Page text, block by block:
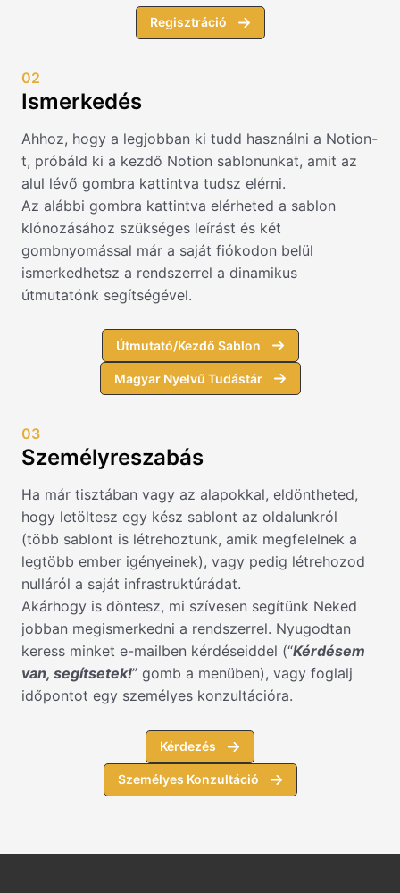
Regisztráció
02
Ismerkedés
Ahhoz, hogy a legjobban ki tudd használni a Notion-
t, próbáld ki a kezdő Notion sablonunkat, amit az
alul lévő gombra kattintva tudsz elérni.
Az alábbi gombra kattintva elérheted a sablon
klónozásához szükséges leírást és két
gombnyomással már a saját fiókodon belül
ismerkedhetsz a rendszerrel a dinamikus
útmutatónk segítségével.
Útmutató/Kezdő Sablon
Magyar Nyelvű Tudástár
03
Személyreszabás
Ha már tisztában vagy az alapokkal, eldöntheted,
hogy letöltesz egy kész sablont az oldalunkról
(több sablont is létrehoztunk, amik megfelelnek a
legtöbb ember igényeinek), vagy pedig létrehozod
nulláról a saját infrastruktúrádat.
Akárhogy is döntesz, mi szívesen segítünk Neked
jobban megismerkedni a rendszerrel. Nyugodtan
keress minket e-mailben kérdéseiddel (“Kérdésem
van, segítsetek!” gomb a menüben), vagy foglalj
időpontot egy személyes konzultációra.
Kérdezés
Személyes Konzultáció